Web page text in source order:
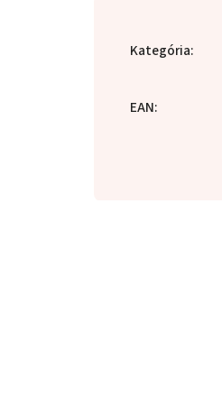
Kategória:
EAN: